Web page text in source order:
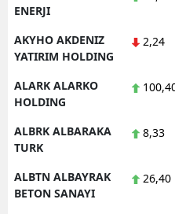
ENERJI
AKYHO AKDENIZ
YATIRIM HOLDING
2,24
ALARK ALARKO
HOLDING
ALBRK ALBARAKA
TURK
8,33
ALBTN ALBAYRAK
BETON SANAYI
26,40